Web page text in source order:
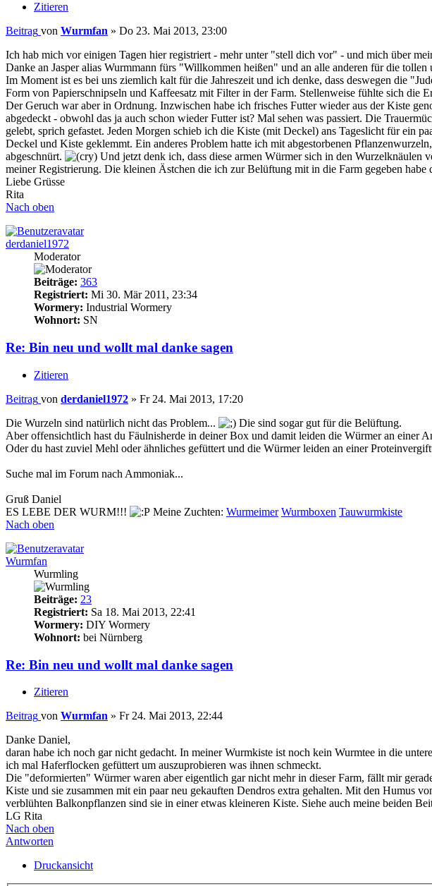
Zitieren
Beitrag von Wurmfan » Do 23. Mai 2013, 23:00
Ich hab mich vor einigen Tagen hier registriert - mehr unter "stell dich vor" - und mich über
Danke an Jasper alias Wurmmann fürs "Willkommen heißen" und an alle anderen für die
Im Moment ist es bei uns ziemlich kalt für die Jahreszeit und ich denke, dass deswegen die
Form von Papierschnipseln und Kaffeesatz mit Filter in der Farm. Stellenweise fühlte sich die
Der Geruch war aber in Ordnung. Inzwischen habe ich frisches Futter wieder aus der Kiste
abgedeckt - obwohl das ja auch schon wieder Futter ist? Mal sehen was passiert. Die
gelebt, sprich gefastet. Jeden Morgen schieb ich die Kiste (mit Deckel) ans Tageslicht für ein
Deckel und Kiste geklemmt. Ein anderes Problem hatte ich mit abgestorbenen
abgeschnürt.
Und jetzt denk ich, dass diese armen Würmer sich in den Wurzelknäulen
meiner Registrierung. Die kleinen Ästchen die ich zur Belüftung mit in die Farm gegeben
Liebe Grüsse
Rita
Nach oben
derdaniel1972
Moderator
Beiträge: 363
Registriert: Mi 30. Mär 2011, 23:34
Wormery: Industrial Wormery
Wohnort: SN
Re: Bin neu und wollt mal danke sagen
Zitieren
Beitrag von derdaniel1972 » Fr 24. Mai 2013, 17:20
Die Wurzeln sind natürlich nicht das Problem...
Die sind sogar gut für die Belüftung.
Aber offensichtlich hast du Fäulnisherde in deiner Box und damit leiden die Würmer an einer
Oder du hast zuviel Mehl oder ähnliches gefüttert und die Würmer leiden an einer
Suche mal im Forum nach Ammoniak...
Gruß Daniel
ES LEBE DER WURM!!!
Meine Zuchten: Wurmeimer Wurmboxen Tauwurmkiste
Nach oben
Wurmfan
Wurmling
Beiträge: 23
Registriert: Sa 18. Mai 2013, 22:41
Wormery: DIY Wormery
Wohnort: bei Nürnberg
Re: Bin neu und wollt mal danke sagen
Zitieren
Beitrag von Wurmfan » Fr 24. Mai 2013, 22:44
Danke Daniel,
daran habe ich noch gar nicht gedacht. In meiner Wurmkiste ist noch kein Wurmtee in die
ich mal Haferflocken gefüttert um auszuprobieren was ihnen schmeckt.
Die "deformierten" Würmer waren aber eigentlich gar nicht mehr in dieser Farm, fällt mir
Kiste und sie zusammen mit ein paar neu gekauften Dendros extra gehalten. Mit den Humus
verblühten Balkonpflanzen sind sie in einer etwas kleineren Kiste. Siehe auch meine beiden
LG Rita
Nach oben
Antworten
Druckansicht